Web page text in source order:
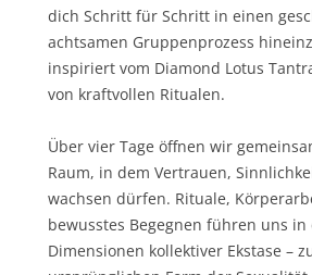
dich Schritt für Schritt in einen
achtsamen Gruppenprozess
inspiriert vom Diamond Lotus
von kraftvollen Ritualen.
Über vier Tage öffnen wir
Raum, in dem Vertrauen,
wachsen dürfen. Rituale,
bewusstes Begegnen führen uns
Dimensionen kollektiver Ekstase –